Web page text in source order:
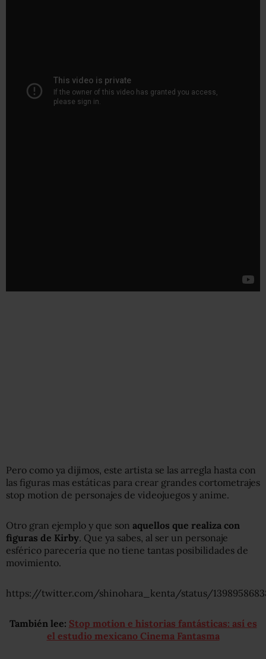
Pero como ya dijimos, este artista se las arregla hasta con
las figuras mas estáticas para crear grandes cortometrajes
stop motion de personajes de videojuegos y anime.
Otro gran ejemplo y que son aquellos que realiza con
figuras de Kirby. Que ya sabes, al ser un personaje
esférico parecería que no tiene tantas posibilidades de
movimiento.
https://twitter.com/shinohara_kenta/status/
También lee: Stop motion e historias fantásticas: así es
el estudio mexicano Cinema Fantasma